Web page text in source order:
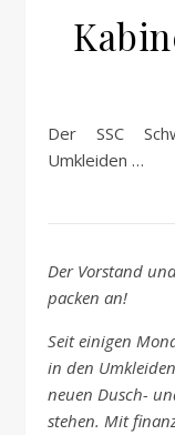
Der SSC Schwerfen renoviert Duschen und
Umkleiden …
Der Vorstand
packen an!
Seit einigen
in den
neuen Dusch-
stehen. Mit